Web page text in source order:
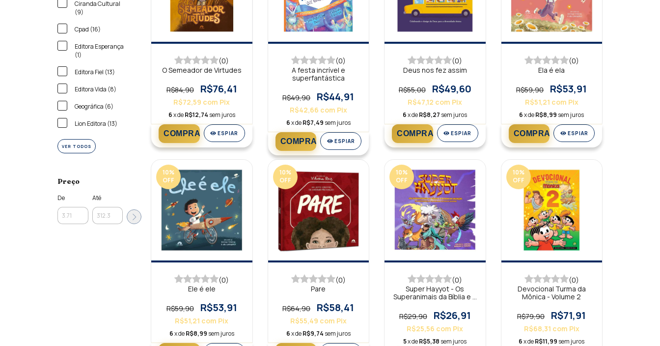
Ciranda Cultural
(9)
Cpad (16)
Editora Esperança
(1)
Editora Fiel (13)
Editora Vida (8)
Geográfica (6)
Lion Editora (13)
VER TODOS
Preço
De Até
(0)
O Semeador de Virtudes
R$84,90 R$76,41
R$72,59 com Pix
6x deR$12,74 sem juros
ESPIAR
(0)
A festa incrível e
superfantástica
R$49,90 R$44,91
R$42,66 com Pix
6x deR$7,49 sem juros
ESPIAR
(0)
Deus nos fez assim
R$55,00 R$49,60
R$47,12 com Pix
6x deR$8,27 sem juros
ESPIAR
(0)
Ela é ela
R$59,90 R$53,91
R$51,21 com Pix
6x deR$8,99 sem juros
ESPIAR
10%
OFF
(0)
Ele é ele
R$59,90 R$53,91
R$51,21 com Pix
6x deR$8,99 sem juros
10%
OFF
(0)
Pare
R$64,90 R$58,41
R$55,49 com Pix
6x deR$9,74 sem juros
10%
OFF
(0)
Super Hayyot - Os
Superanimais da Bíblia e o
Edição Bilíngue
R$29,90 R$26,91
R$25,56 com Pix
5x deR$5,38 sem juros
10%
OFF
(0)
Devocional Turma da
Mônica - Volume 2
R$79,90 R$71,91
R$68,31 com Pix
6x deR$11,99 sem juros